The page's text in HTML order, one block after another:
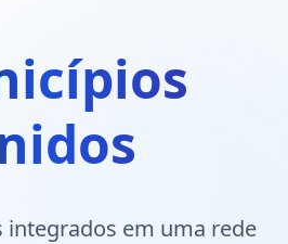
integrados em uma rede